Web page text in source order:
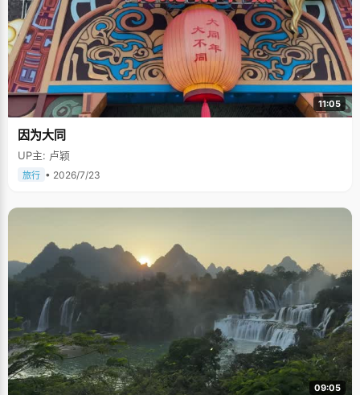
11:05
因为大同
UP主: 卢颖
旅行 • 2026/7/23
09:05